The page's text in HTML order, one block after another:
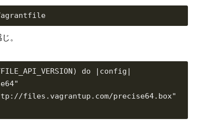
。
do |config|
files.vagrantup.com/precise64.box"